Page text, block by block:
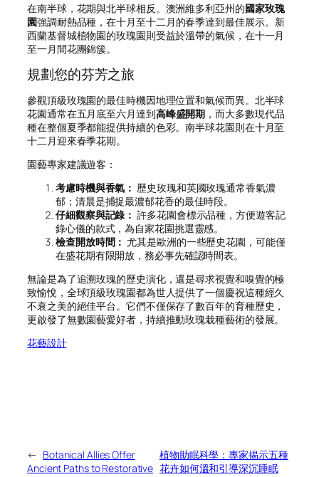
在南半球，花期與北半球相反。澳洲維多利亞州的國家玫瑰
園強調耐熱品種，在十月至十二月的春季達到最佳展示。新
西蘭基督城植物園的玫瑰園則受益於溫帶的氣候，在十一月
至一月間花團錦簇。
規劃您的芬芳之旅
參觀頂級玫瑰園的最佳時機因地理位置和氣候而異。北半球
花園通常在五月底至六月達到高峰盛開期 ，而大多數現代品
種在整個夏季都能提供持續的色彩。南半球花園則在十月至
十二月迎來春季花期。
園藝專家建議遊客：
考慮時機與香氣： 歷史玫瑰和英國玫瑰通常香氣濃
郁；清晨是捕捉最濃郁花香的最佳時段。
仔細觀察與記錄： 許多花園會標示品種，方便遊客記
錄心儀的款式，為自家花園挑選靈感。
檢查開放時間： 尤其是歐洲的一些歷史花園，可能僅
在盛花期有限開放，務必事先確認時間表。
無論是為了追溯玫瑰的歷史演化，還是尋求視覺和嗅覺的極
致愉悅，全球頂級玫瑰園都為世人提供了一個慶祝這種經久
不衰之美的絕佳平台。它們不僅保存了數百年的育種歷史，
更啟發了無數園藝愛好者，持續推動玫瑰栽種藝術的發展。
花藝設計
← Botanical Allies Offer
Ancient Paths to Restorative
植物助眠科學：專家揭示五種
花卉如何溫和引導深沉睡眠